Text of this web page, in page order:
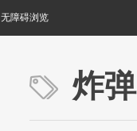
无障碍浏览
炸弹